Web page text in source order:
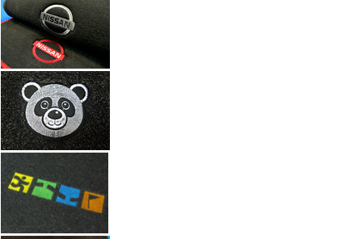
Автоковрики с вышивкой по индивидуальному заказу. Работы
Введите размеры вышивки
Размер (см)
Кол-во
Стоимость
2 100 руб.
Оформить заказ